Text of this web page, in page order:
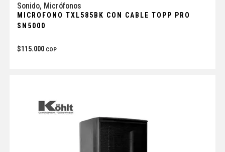
Sonido, Micrófonos
MICROFONO TXL585BK CON CABLE TOPP PRO
SN5000
$115.000 COP